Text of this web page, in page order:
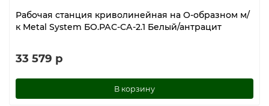
Рабочая станция криволинейная на О-образном м/
к Metal System БО.РАС-СА-2.1 Белый/антрацит
33 579 р
В корзину